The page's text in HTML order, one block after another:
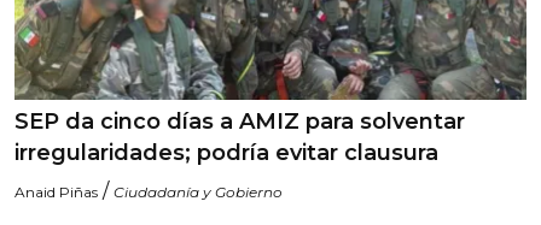
SEP da cinco días a AMIZ para solventar
irregularidades; podría evitar clausura
Anaid Piñas / Ciudadanía y Gobierno